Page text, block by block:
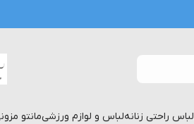
لباس راحتی زنانهلباس و لوازم ورزشیمانتو